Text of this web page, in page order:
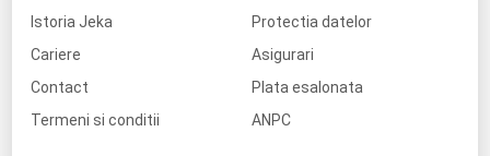
Istoria Jeka
Cariere
Contact
Termeni si conditii
Protectia datelor
Asigurari
Plata esalonata
ANPC